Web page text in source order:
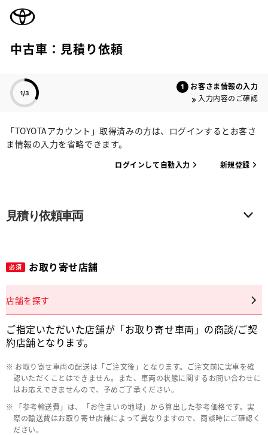
中古車：見積り依頼
お客さま情報の入力
入力内容のご確認
「TOYOTAアカウント」取得済みの方は、ログインするとお客さ
ま情報の入力を省略できます。
ログインして自動入力 新規登録
見積り依頼車両
必須 お取り寄せ店舗
店舗を探す
ご指定いただいた店舗が「お取り寄せ車両」の商談/ご契
約店舗となります。
お取り寄せ車両の配送は「ご注文後」となります。ご注文前に実車を確
認いただくことはできません。また、車両の状態に関するお問い合わせに
はお応えできませんので、予めご了承ください。
「参考輸送費」は、「お住まいの地域」から算出した参考価格です。実
際の輸送費はお取り寄せ店舗によって異なりますので、商談時にご確認く
ださい。